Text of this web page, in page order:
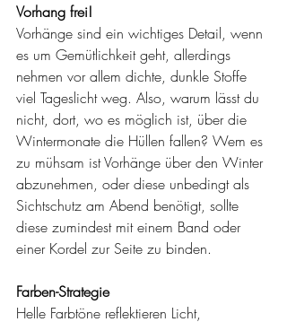
Vorhang frei!
Vorhänge sind ein wichtiges Detail, wenn
es um Gemütlichkeit geht, allerdings
nehmen vor allem dichte, dunkle Stoffe
viel Tageslicht weg. Also, warum lässt du
nicht, dort, wo es möglich ist, über die
Wintermonate die Hüllen fallen? Wem es
zu mühsam ist Vorhänge über den Winter
abzunehmen, oder diese unbedingt als
Sichtschutz am Abend benötigt, sollte
diese zumindest mit einem Band oder
einer Kordel zur Seite zu binden.
Farben-Strategie
Helle Farbtöne reflektieren Licht,